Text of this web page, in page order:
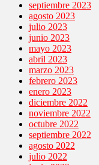
septiembre 2023
agosto 2023
julio 2023
junio 2023
mayo 2023
abril 2023
marzo 2023
febrero 2023
enero 2023
diciembre 2022
noviembre 2022
octubre 2022
septiembre 2022
agosto 2022
julio 2022